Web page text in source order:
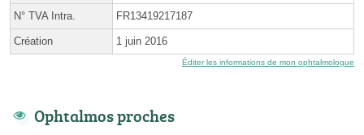
N° TVA Intra. FR13419217187
Création 1 juin 2016
Éditer les informations de mon ophtalmologue
Ophtalmos proches